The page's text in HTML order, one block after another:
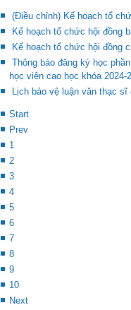
(Điều chỉnh) Kế hoạch tổ
Kế hoạch tổ chức hội đồng
Kế hoạch tổ chức hội đồng
Thông báo đăng ký học
học viên cao học khóa
Lịch bảo vệ luận văn thạc
Start
Prev
1
2
3
4
5
6
7
8
9
10
Next